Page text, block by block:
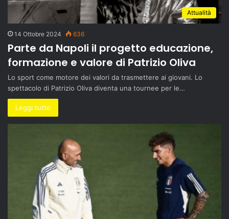
Attualità
14 Ottobre 2024 636
Parte da Napoli il progetto educazione,
formazione e valore di Patrizio Oliva
Lo sport come motore dei valori da trasmettere ai giovani. Lo
spettacolo di Patrizio Oliva diventa una tournee per le…
Leggi tutto